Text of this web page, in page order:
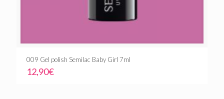
009 Gel polish Semilac Baby Girl 7ml
12,90€